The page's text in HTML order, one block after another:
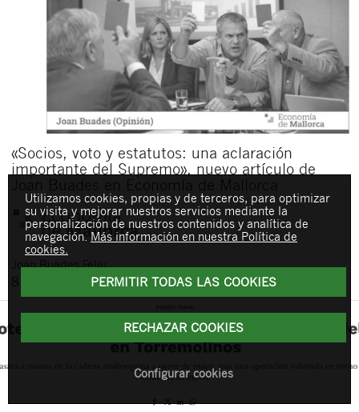
«Socios, voto y estatutos: una aclaración
importante del Supremo», nuevo artículo de
JoanBuades Feliu
8 de abril de 2026
Utilizamos cookies, propias y de terceros, para optimizar
su visita y mejorar nuestros servicios mediante la
personalización de nuestros contenidos y analítica de
navegación. Más información en nuestra Política de
cookies.
PERMITIR TODAS LAS COOKIES
RECHAZAR COOKIES
Configurar cookies